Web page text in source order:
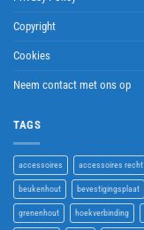
Copyright
Cookies
Neem contact met ons op
TAGS
accessoires accessoires recht
beukenhout bevestigingsplaat
grenenhout hoekverbinding